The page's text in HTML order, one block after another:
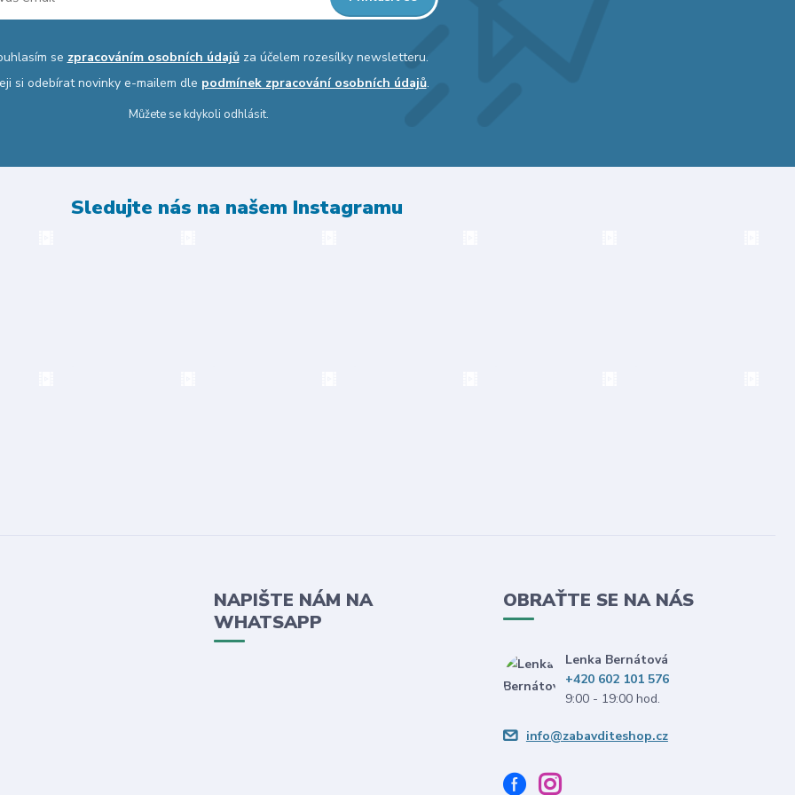
se zpracováním osobních údajůza účelem rozesílky newsletteru.
si odebírat novinky e-mailem dle podmínek zpracování osobních údajů.
Můžete se kdykoli odhlásit.
Sledujte nás na našem Instagramu
NAPIŠTE NÁM NA
WHATSAPP
OBRAŤTE SE NA NÁS
Lenka Bernátová
+420 602 101 576
9:00 - 19:00 hod.
info@zabavditeshop.cz